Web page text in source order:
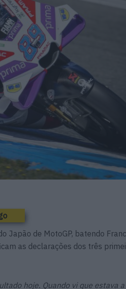
Japão de MotoGP, batendo
as declarações dos três
hoje. Quando vi que estava a